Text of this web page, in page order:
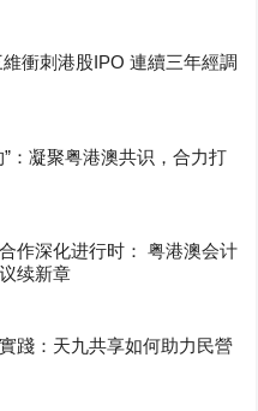
衝刺港股IPO 連續三年經調
：凝聚粤港澳共识，合力打
作深化进行时： 粤港澳会计
续新章
踐：天九共享如何助力民營